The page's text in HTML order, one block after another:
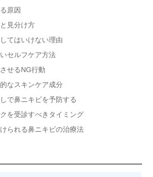
原因
見分け方
てはいけない理由
セルフケア方法
せるNG行動
なスキンケア成分
で鼻ニキビを予防する
を受診すべきタイミング
られる鼻ニキビの治療法